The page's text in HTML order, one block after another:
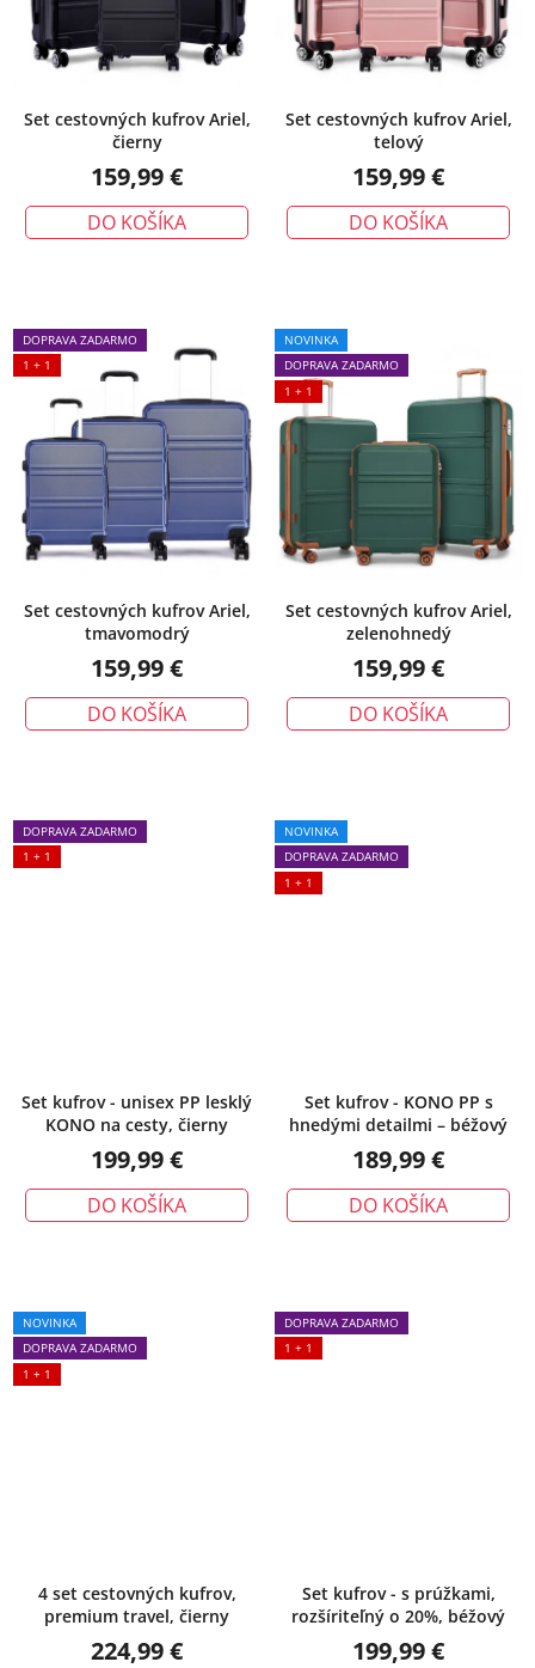
Set cestovných kufrov Ariel,
čierny
159,99 €
DO KOŠÍKA
Set cestovných kufrov Ariel,
telový
159,99 €
DO KOŠÍKA
DOPRAVA ZADARMO
1 + 1
Set cestovných kufrov Ariel,
tmavomodrý
159,99 €
DO KOŠÍKA
NOVINKA
DOPRAVA ZADARMO
1 + 1
Set cestovných kufrov Ariel,
zelenohnedý
159,99 €
DO KOŠÍKA
DOPRAVA ZADARMO
1 + 1
Set kufrov - unisex PP lesklý
KONO na cesty, čierny
199,99 €
DO KOŠÍKA
NOVINKA
DOPRAVA ZADARMO
1 + 1
Set kufrov - KONO PP s
hnedými detailmi – béžový
189,99 €
DO KOŠÍKA
NOVINKA
DOPRAVA ZADARMO
1 + 1
4 set cestovných kufrov,
premium travel, čierny
224,99 €
DOPRAVA ZADARMO
1 + 1
Set kufrov - s prúžkami,
rozšíriteľný o 20%, béžový
199,99 €